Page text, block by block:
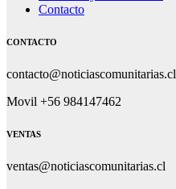
Contacto
CONTACTO
contacto@noticiascomunitarias.cl
Movil +56 984147462
VENTAS
ventas@noticiascomunitarias.cl